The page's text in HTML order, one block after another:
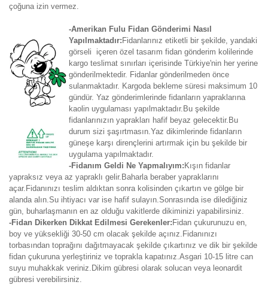
çoğuna izin vermez.
-Amerikan Fulu Fidan Gönderimi Nasıl
Yapılmaktadır: Fidanlarınız etiketli bir şekilde, yandaki
görseli içeren özel tasarım fidan gönderim kolilerinde
kargo teslimat sınırları içerisinde Türkiye'nin her yerine
gönderilmektedir. Fidanlar gönderilmeden önce
sulanmaktadır. Kargoda bekleme süresi maksimum 10
gündür. Yaz gönderimlerinde fidanların yapraklarına
kaolin uygulaması yapılmaktadır.Bu şekilde
fidanlarınızın yaprakları hafif beyaz gelecektir.Bu
durum sizi şaşırtmasın.Yaz dikimlerinde fidanların
güneşe karşı dirençlerini artırmak için bu şekilde bir
uygulama yapılmaktadır.
-Fidanım Geldi Ne Yapmalıyım: Kışın fidanlar
yapraksız veya az yapraklı gelir.Baharla beraber yapraklarını
açar.Fidanınızı teslim aldıktan sonra kolisinden çıkartın ve gölge bir
alanda alın.Su ihtiyacı var ise hafif sulayın.Sonrasında ise dilediğiniz
gün, buharlaşmanın en az olduğu vakitlerde dikiminizi yapabilirsiniz.
-Fidan Dikerken Dikkat Edilmesi Gerekenler: Fidan çukurunuzu en,
boy ve yüksekliği 30-50 cm olacak şekilde açınız.Fidanınızı
torbasından toprağını dağıtmayacak şekilde çıkartınız ve dik bir şekilde
fidan çukuruna yerleştiriniz ve toprakla kapatınız.Asgari 10-15 litre can
suyu muhakkak veriniz.Dikim gübresi olarak solucan veya leonardit
gübresi verebilirsiniz.